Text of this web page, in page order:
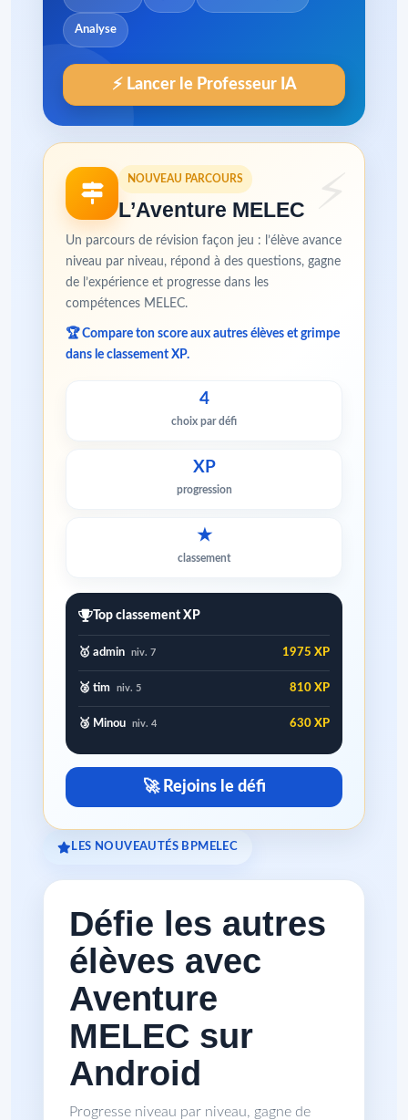
Analyse
⚡ Lancer le Professeur IA
NOUVEAU PARCOURS
L’Aventure MELEC
Un parcours de révision façon jeu : l’élève avance
niveau par niveau, répond à des questions, gagne
de l’expérience et progresse dans les
compétences MELEC.
🏆 Compare ton score aux autres élèves et grimpe
dans le classement XP.
4
choix par défi
XP
progression
★
classement
Top classement XP
🥇 admin niv. 7 1975 XP
🥈 tim niv. 5 810 XP
🥉 Minou niv. 4 630 XP
🚀 Rejoins le défi
LES NOUVEAUTÉS BPMELEC
Défie les autres
élèves avec
Aventure
MELEC sur
Android
Progresse niveau par niveau, gagne de